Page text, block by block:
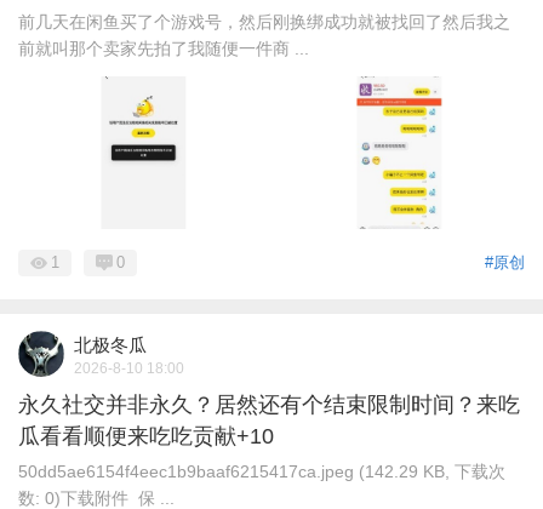
前几天在闲鱼买了个游戏号，然后刚换绑成功就被找回了然后我之
前就叫那个卖家先拍了我随便一件商 ...
#原创
1 0
北极冬瓜
2026-8-10 18:00
永久社交并非永久？居然还有个结束限制时间？来吃
瓜看看顺便来吃吃贡献+10
50dd5ae6154f4eec1b9baaf6215417ca.jpeg (142.29 KB, 下载次
数: 0)下载附件 保 ...